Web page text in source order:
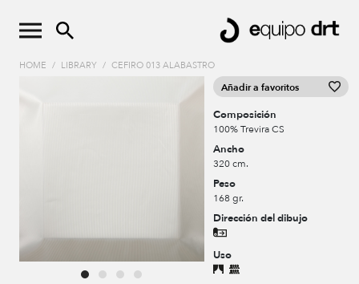
HOME / LIBRARY / CEFIRO 013 ALABASTRO
Añadir a favoritos
Composición
100% Trevira CS
Ancho
320 cm.
Peso
168 gr.
Dirección del dibujo
Uso